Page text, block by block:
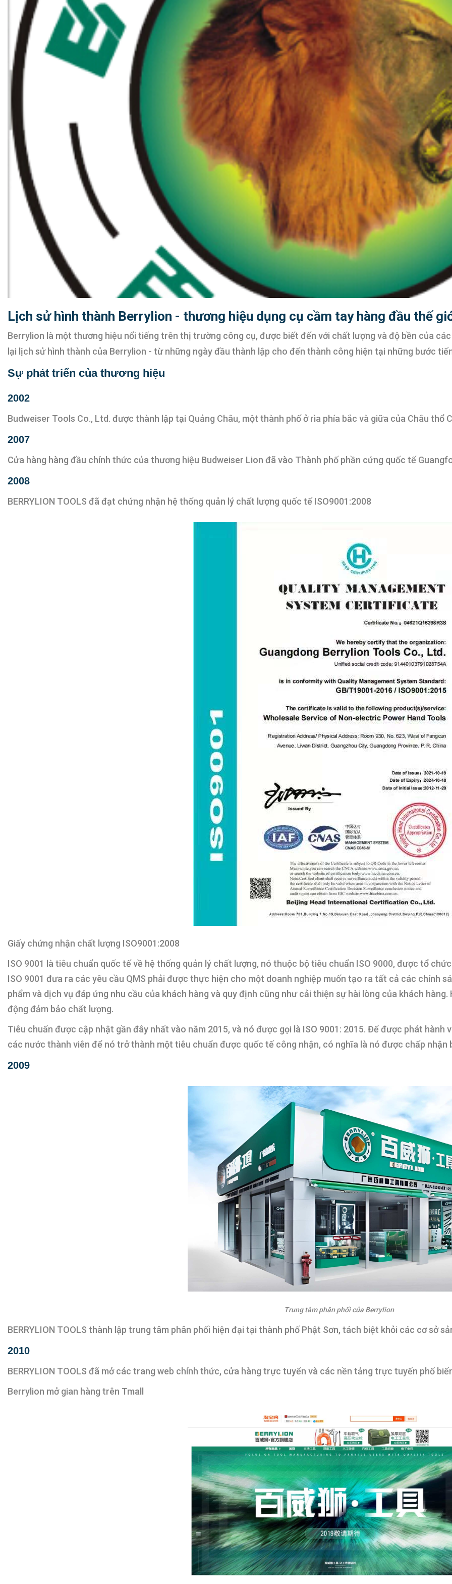
Lịch sử hình thành Berrylion - thương hiệu dụng cụ cầm tay hàng đầu thế
Berrylion là một thương hiệu nổi tiếng trên thị trường công cụ, được biết đến với chất lượng và độ bền của các
lại lịch sử hình thành của Berrylion - từ những ngày đầu thành lập cho đến thành công hiện tại những bước
Sự phát triển của thương hiệu
2002
Budweiser Tools Co., Ltd. được thành lập tại Quảng Châu, một thành phố ở rìa phía bắc và giữa của Châu thổ
2007
Cửa hàng hàng đầu chính thức của thương hiệu Budweiser Lion đã vào Thành phố phần cứng quốc tế
2008
BERRYLION TOOLS đã đạt chứng nhận hệ thống quản lý chất lượng quốc tế ISO9001:2008
Giấy chứng nhận chất lượng ISO9001:2008
ISO 9001 là tiêu chuẩn quốc tế về hệ thống quản lý chất lượng, nó thuộc bộ tiêu chuẩn ISO 9000, được tổ
ISO 9001 đưa ra các yêu cầu QMS phải được thực hiện cho một doanh nghiệp muốn tạo ra tất cả các chính
phẩm và dịch vụ đáp ứng nhu cầu của khách hàng và quy định cũng như cải thiện sự hài lòng của khách
động đảm bảo chất lượng.
Tiêu chuẩn được cập nhật gần đây nhất vào năm 2015, và nó được gọi là ISO 9001: 2015. Để được phát hành
các nước thành viên để nó trở thành một tiêu chuẩn được quốc tế công nhận, có nghĩa là nó được chấp
2009
Trung tâm phân phối của Berrylion
BERRYLION TOOLS thành lập trung tâm phân phối hiện đại tại thành phố Phật Sơn, tách biệt khỏi các cơ sở
2010
BERRYLION TOOLS đã mở các trang web chính thức, cửa hàng trực tuyến và các nền tảng trực tuyến phổ
Berrylion mở gian hàng trên Tmall